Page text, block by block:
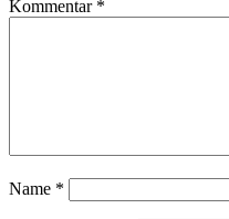
Kommentar *
Name *